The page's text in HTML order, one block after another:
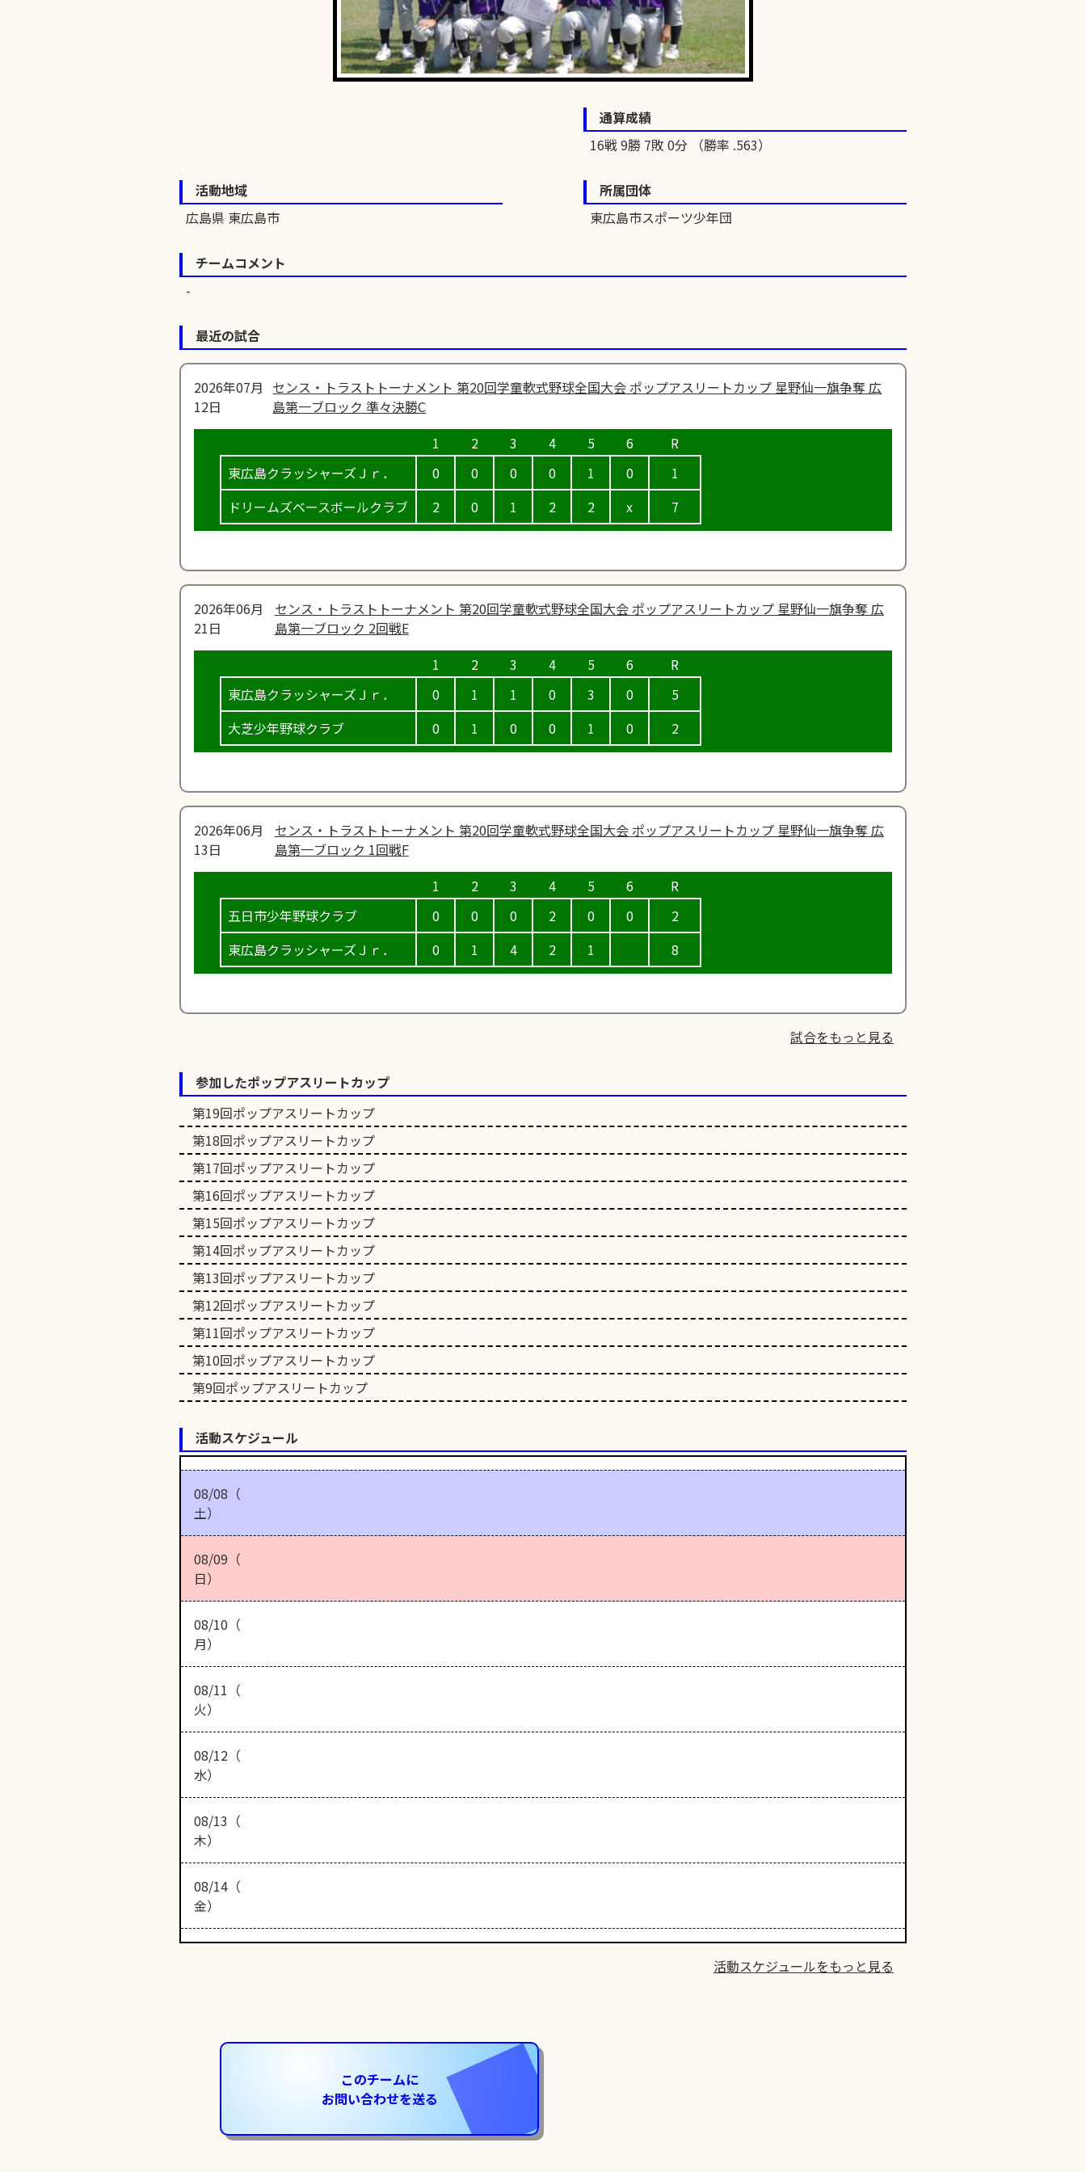
通算成績
16戦 9勝 7敗 0分 （勝率 .563）
活動地域
広島県 東広島市
所属団体
東広島市スポーツ少年団
チームコメント
最近の試合
2026年07月
12日
センス・トラストトーナメント 第20回学童軟式野球全国大会 ポップアスリートカップ 星野仙一旗争奪 広
島第一ブロック 準々決勝C
東広島クラッシャーズＪｒ．
ドリームズベースボールクラブ
0
2
0
0
0
1
0
2
1
2
0
x
1
7
2026年06月
21日
センス・トラストトーナメント 第20回学童軟式野球全国大会 ポップアスリートカップ 星野仙一旗争奪 広
島第一ブロック 2回戦E
東広島クラッシャーズＪｒ．
大芝少年野球クラブ
0
0
1
1
1
0
0
0
3
1
0
0
5
2
2026年06月
13日
センス・トラストトーナメント 第20回学童軟式野球全国大会 ポップアスリートカップ 星野仙一旗争奪 広
島第一ブロック 1回戦F
五日市少年野球クラブ
東広島クラッシャーズＪｒ．
0
0
0
1
0
4
2
2
0
1
0
2
8
試合をもっと見る
参加したポップアスリートカップ
第19回ポップアスリートカップ
第18回ポップアスリートカップ
第17回ポップアスリートカップ
第16回ポップアスリートカップ
第15回ポップアスリートカップ
第14回ポップアスリートカップ
第13回ポップアスリートカップ
第12回ポップアスリートカップ
第11回ポップアスリートカップ
第10回ポップアスリートカップ
第9回ポップアスリートカップ
活動スケジュール
08/08（
土）
08/09（
日）
08/10（
月）
08/11（
火）
08/12（
水）
08/13（
木）
08/14（
金）
活動スケジュールをもっと見る
このチームに
お問い合わせを送る